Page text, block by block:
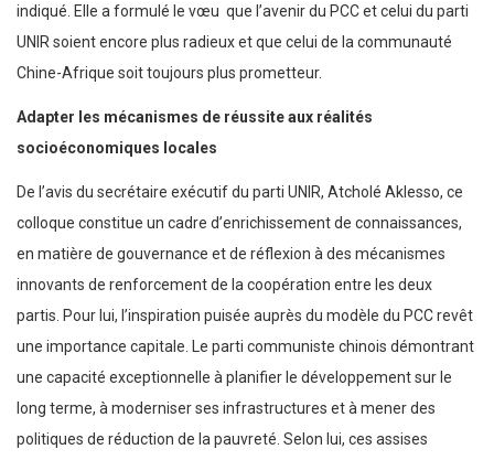
indiqué. Elle a formulé le vœu que l’avenir du PCC et celui du parti
UNIR soient encore plus radieux et que celui de la communauté
Chine-Afrique soit toujours plus prometteur.
Adapter les mécanismes de réussite aux réalités
socioéconomiques locales
De l’avis du secrétaire exécutif du parti UNIR, Atcholé Aklesso, ce
colloque constitue un cadre d’enrichissement de connaissances,
en matière de gouvernance et de réflexion à des mécanismes
innovants de renforcement de la coopération entre les deux
partis. Pour lui, l’inspiration puisée auprès du modèle du PCC revêt
une importance capitale. Le parti communiste chinois démontrant
une capacité exceptionnelle à planifier le développement sur le
long terme, à moderniser ses infrastructures et à mener des
politiques de réduction de la pauvreté. Selon lui, ces assises